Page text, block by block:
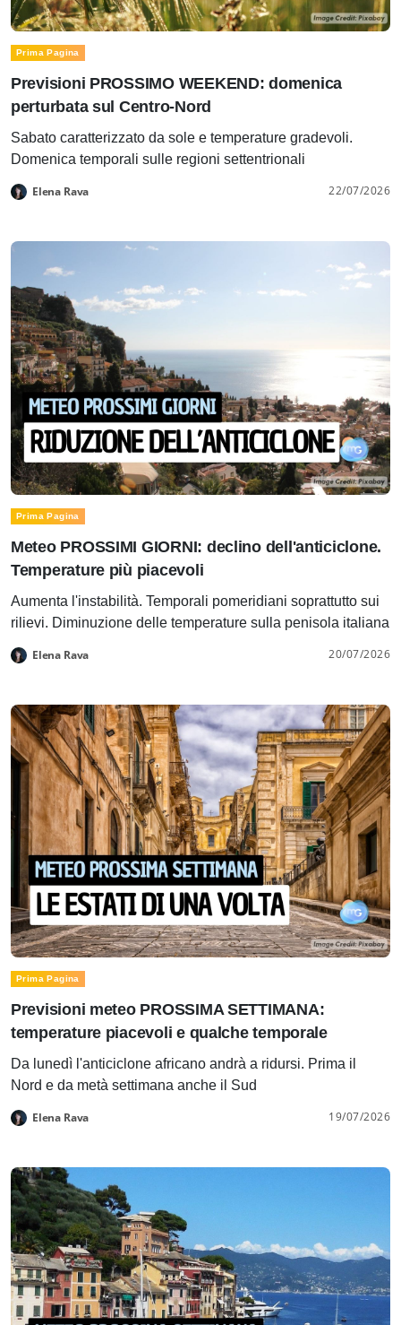
Prima Pagina
Previsioni PROSSIMO WEEKEND: domenica
perturbata sul Centro-Nord
Sabato caratterizzato da sole e temperature gradevoli.
Domenica temporali sulle regioni settentrionali
Elena Rava 22/07/2026
Prima Pagina
Meteo PROSSIMI GIORNI: declino dell'anticiclone.
Temperature più piacevoli
Aumenta l'instabilità. Temporali pomeridiani soprattutto sui
rilievi. Diminuzione delle temperature sulla penisola italiana
Elena Rava 20/07/2026
Prima Pagina
Previsioni meteo PROSSIMA SETTIMANA:
temperature piacevoli e qualche temporale
Da lunedì l'anticiclone africano andrà a ridursi. Prima il
Nord e da metà settimana anche il Sud
Elena Rava 19/07/2026